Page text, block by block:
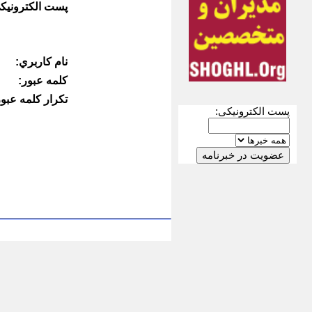
پست الکترونیکی:
پست
نام كاربري:
كلمه عبور:
تكرار كلمه